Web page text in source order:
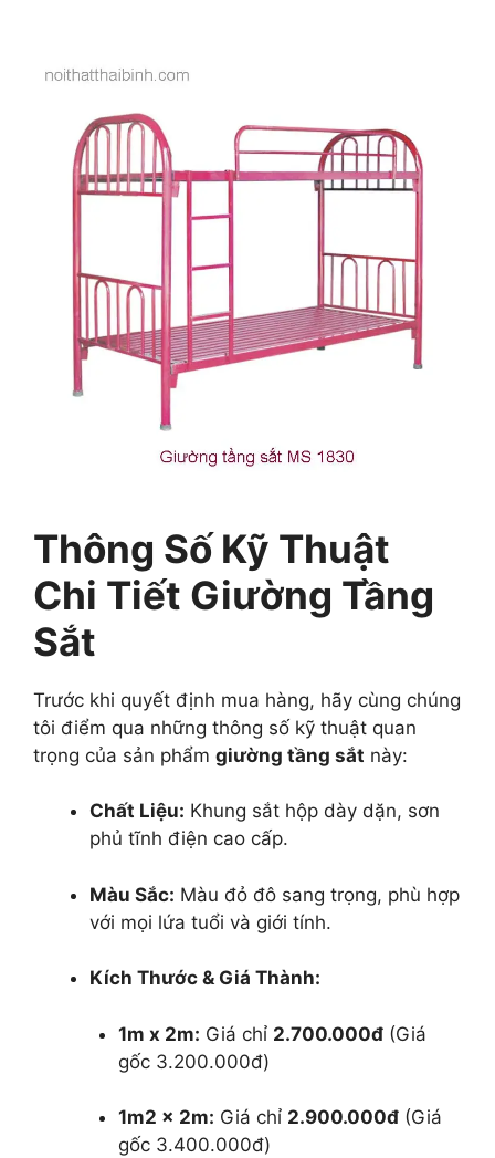
Thông Số Kỹ Thuật
Chi Tiết Giường Tầng
Sắt
Trước khi quyết định mua hàng, hãy cùng chúng
tôi điểm qua những thông số kỹ thuật quan
trọng của sản phẩm giường tầng sắt này:
Chất Liệu: Khung sắt hộp dày dặn, sơn
phủ tĩnh điện cao cấp.
Màu Sắc: Màu đỏ đô sang trọng, phù hợp
với mọi lứa tuổi và giới tính.
Kích Thước & Giá Thành:
1m x 2m: Giá chỉ 2.700.000đ(Giá
gốc 3.200.000đ)
1m2 x 2m: Giá chỉ 2.900.000đ(Giá
gốc 3.400.000đ)